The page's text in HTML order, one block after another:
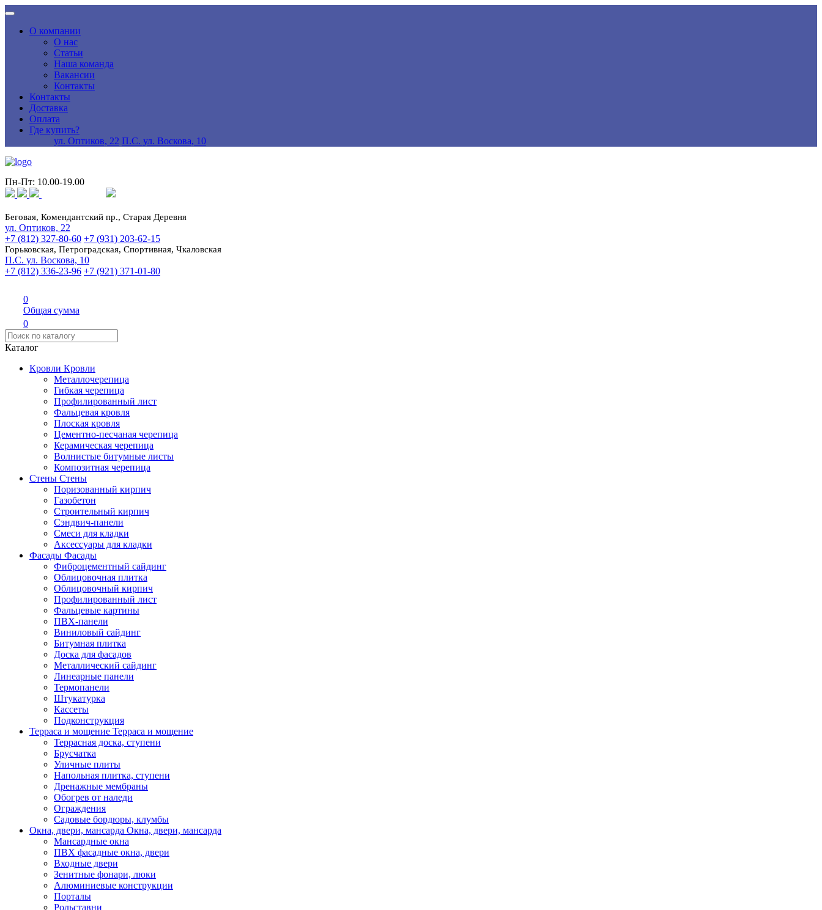
О компании
О нас
Статьи
Наша команда
Вакансии
Контакты
Контакты
Доставка
Оплата
Где купить?
ул. Оптиков, 22 П.С. ул. Воскова, 10
Пн-Пт: 10.00-19.00
Беговая, Комендантский пр., Старая Деревня
ул. Оптиков, 22
+7 (812) 327-80-60 +7 (931) 203-62-15
Горьковская, Петроградская, Спортивная, Чкаловская
П.С. ул. Воскова, 10
+7 (812) 336-23-96 +7 (921) 371-01-80
0
Общая сумма
0
Каталог
Кровли Кровли
Металлочерепица
Гибкая черепица
Профилированный лист
Фальцевая кровля
Плоская кровля
Цементно-песчаная черепица
Керамическая черепица
Волнистые битумные листы
Композитная черепица
Стены Стены
Поризованный кирпич
Газобетон
Строительный кирпич
Сэндвич-панели
Смеси для кладки
Аксессуары для кладки
Фасады Фасады
Фиброцементный сайдинг
Облицовочная плитка
Облицовочный кирпич
Профилированный лист
Фальцевые картины
ПВХ-панели
Виниловый сайдинг
Битумная плитка
Доска для фасадов
Металлический сайдинг
Линеарные панели
Термопанели
Штукатурка
Кассеты
Подконструкция
Терраса и мощение Терраса и мощение
Террасная доска, ступени
Брусчатка
Уличные плиты
Напольная плитка, ступени
Дренажные мембраны
Обогрев от наледи
Ограждения
Садовые бордюры, клумбы
Окна, двери, мансарда Окна, двери, мансарда
Мансардные окна
ПВХ фасадные окна, двери
Входные двери
Зенитные фонари, люки
Алюминиевые конструкции
Порталы
Рольставни